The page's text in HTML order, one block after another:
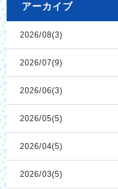
アーカイブ
2026/08(3)
2026/07(9)
2026/06(3)
2026/05(5)
2026/04(5)
2026/03(5)